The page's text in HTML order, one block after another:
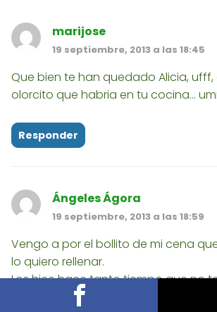
marijose
19 septiembre, 2013 a las 18:45
Que bien te han quedado Alicia, ufff,
olorcito que habria en tu cocina...
Responder
Ángeles Ágora
19 septiembre, 2013 a las 18:59
Vengo a por el bollito de mi cena
lo quiero rellenar.
Los hice hace tanto tiempo que no
Maravillosos.